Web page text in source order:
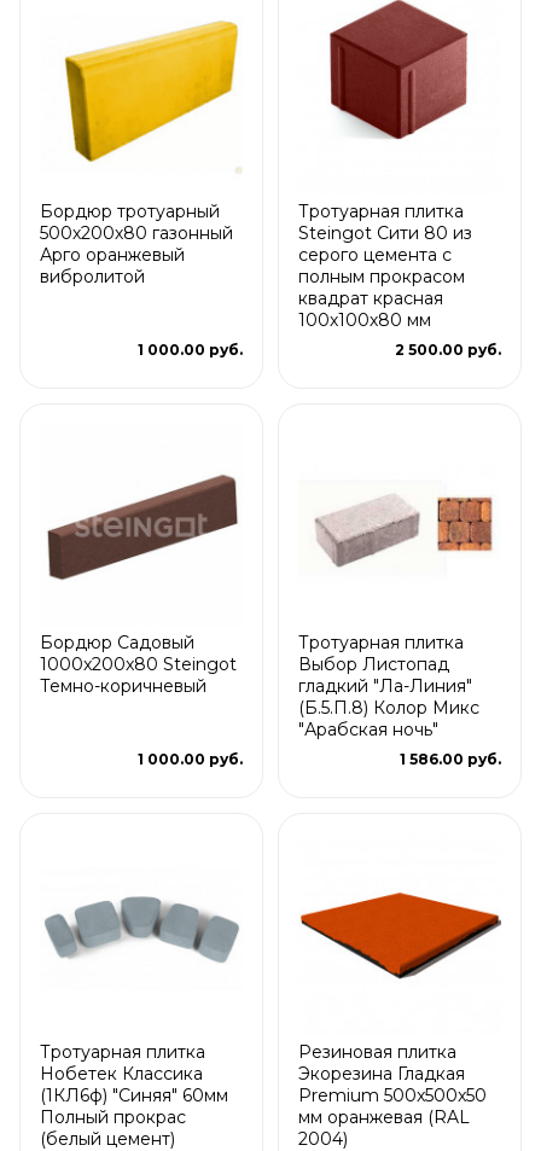
Бордюр тротуарный
500х200х80 газонный
Арго оранжевый
вибролитой
1 000.00 руб.
Тротуарная плитка
Steingot Сити 80 из
серого цемента с
полным прокрасом
квадрат красная
100х100х80 мм
2 500.00 руб.
Бордюр Садовый
1000x200x80 Steingot
Темно-коричневый
1 000.00 руб.
Тротуарная плитка
Выбор Листопад
гладкий "Ла-Линия"
(Б.5.П.8) Колор Микс
"Арабская ночь"
1 586.00 руб.
Тротуарная плитка
Нобетек Классика
(1КЛ6ф) "Синяя" 60мм
Полный прокрас
(белый цемент)
Резиновая плитка
Экорезина Гладкая
Premium 500x500x50
мм оранжевая (RAL
2004)